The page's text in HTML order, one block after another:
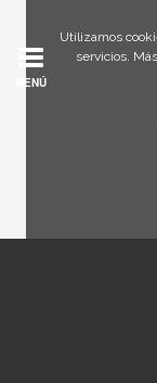
Utilizamos
servicios.
MENÚ